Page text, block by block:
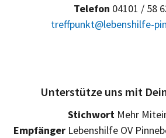
Telefon 04101 / 58
treffpunkt@lebenshilfe-
Unterstütze uns mit
Stichwort Mehr
EmpfängerLebenshilfe OV